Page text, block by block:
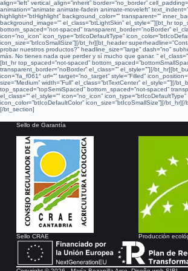
align=”left” vertical_align=”inherit” border=”no_border”
animation=”animate animate-fadein animate-moveleft”
highlight=”btHighlight” background_color=”” transparent=””
background_image=”” el_class=”btLightSkin” el_style=””][bt_hr
bottom_spaced=”not-spaced” transparent_border=”noBorder”
icon=”no_icon” icon_type=”btIcoDefaultType”
icon_size=”btIcoSmallSize”][/bt_hr][bt_header
probar nuestros productos?” headline_size=”large” dash=”no”
más. No tienes nada que perder y sí mucho que ganar. ”
[bt_hr top_spaced=”not-spaced”
transparent_border=”noBorder” el_class=”” el_style=””][/
icon=”fa_f061″ url=”” target=”no_target” style=”Filled”
size=”Medium” width=”Full” el_class=”btTextCenter” el_style=””][/
top_spaced=”topSemiSpaced” bottom_spaced=”not-spaced”
el_class=”” el_style=”” icon=”no_icon” icon_type=”btIcoDefaultType”
icon_color=”btIcoDefaultColor” icon_size=”btIcoSmallSize”][/
[/bt_section]
Sello de Garantía
Sello CRAE Producción